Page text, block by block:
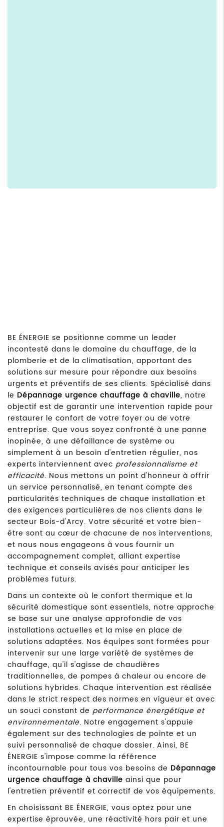
BE ÉNERGIE se positionne comme un leader
incontesté dans le domaine du chauffage, de la
plomberie et de la climatisation, apportant des
solutions sur mesure pour répondre aux besoins
urgents et préventifs de ses clients. Spécialisé dans
le Dépannage urgence chauffage à chaville, notre
objectif est de garantir une intervention rapide pour
restaurer le confort de votre foyer ou de votre
entreprise. Que vous soyez confronté à une panne
inopinée, à une défaillance de système ou
simplement à un besoin d'entretien régulier, nos
experts interviennent avec professionnalisme et
efficacité. Nous mettons un point d'honneur à offrir
un service personnalisé, en tenant compte des
particularités techniques de chaque installation et
des exigences particulières de nos clients dans le
secteur Bois-d'Arcy. Votre sécurité et votre bien-
être sont au cœur de chacune de nos interventions,
et nous nous engageons à vous fournir un
accompagnement complet, alliant expertise
technique et conseils avisés pour anticiper les
problèmes futurs.
Dans un contexte où le confort thermique et la
sécurité domestique sont essentiels, notre approche
se base sur une analyse approfondie de vos
installations actuelles et la mise en place de
solutions adaptées. Nos équipes sont formées pour
intervenir sur une large variété de systèmes de
chauffage, qu'il s'agisse de chaudières
traditionnelles, de pompes à chaleur ou encore de
solutions hybrides. Chaque intervention est réalisée
dans le strict respect des normes en vigueur et avec
un souci constant de performance énergétique et
environnementale. Notre engagement s'appuie
également sur des technologies de pointe et un
suivi personnalisé de chaque dossier. Ainsi, BE
ÉNERGIE s'impose comme la référence
incontournable pour tous vos besoins de Dépannage
urgence chauffage à chaville ainsi que pour
l'entretien préventif et correctif de vos équipements.
En choisissant BE ÉNERGIE, vous optez pour une
expertise éprouvée, une réactivité hors pair et une